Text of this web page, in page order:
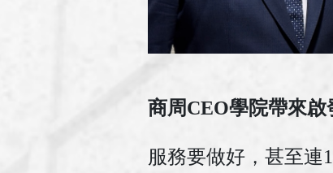
商周CEO學院帶來
服務要做好，甚至連